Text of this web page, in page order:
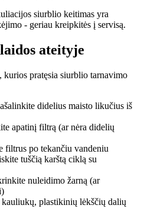
siurblio keitimas yra
- geriau kreipkitės į servisą.
ateityje
kurios pratęsia siurblio tarnavimo
didelius maisto likučius iš
apatinį filtrą (ar nėra didelių
filtrus po tekančiu vandeniu
tuščią karštą ciklą su
nuleidimo žarną (ar
plastikinių lėkščių dalių